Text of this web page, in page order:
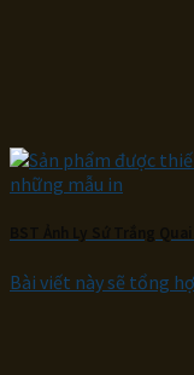
Bài viết này sẽ tổng